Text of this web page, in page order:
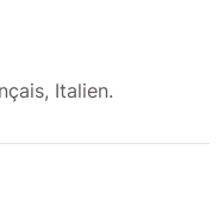
, Italien.